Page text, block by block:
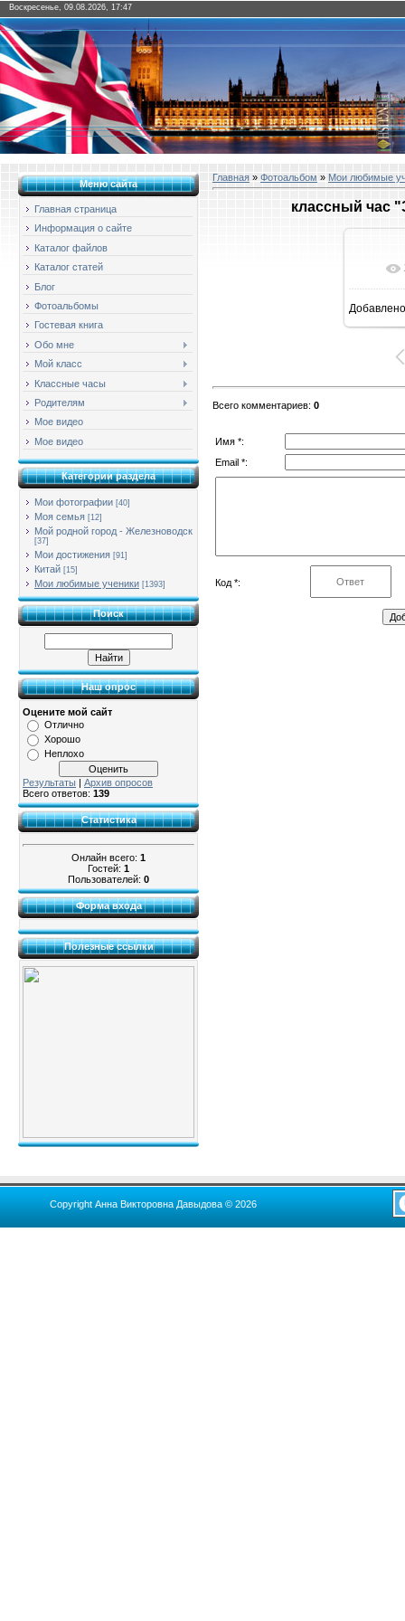
Воскресенье, 09.08.2026, 17:47
Меню сайта
Главная страница
Информация о сайте
Каталог файлов
Каталог статей
Блог
Фотоальбомы
Гостевая книга
Обо мне
Мой класс
Классные часы
Родителям
Мое видео
Мое видео
Категории раздела
Мои фотографии [40]
Моя семья [12]
Мой родной город - Железноводск
[37]
Мои достижения [91]
Китай [15]
Мои любимые ученики [1393]
Поиск
Наш опрос
Оцените мой сайт
Отлично
Хорошо
Неплохо
Результаты | Архив опросов
Всего ответов: 139
Статистика
Онлайн всего: 1
Гостей: 1
Пользователей: 0
Форма входа
Полезные ссылки
Главная » Фотоальбом » Мои любимые
классный час
Добавлено
Всего комментариев: 0
Имя *:
Email *:
Код *:
Copyright Анна Викторовна Давыдова © 2026